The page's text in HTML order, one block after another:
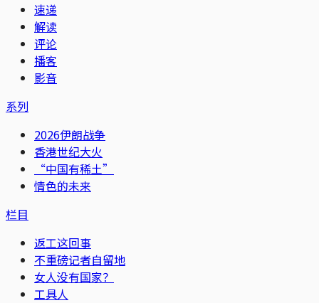
速递
解读
评论
播客
影音
系列
2026伊朗战争
香港世纪大火
“中国有稀土”
情色的未来
栏目
返工这回事
不重磅记者自留地
女人没有国家？
工具人